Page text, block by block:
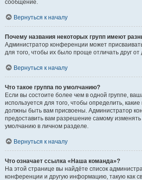
сообщение.
Вернуться к началу
Почему названия некоторых групп имеют
Администратор конференции может
для того, чтобы их было проще отличать друг от
Вернуться к началу
Что такое группа по умолчанию?
Если вы состоите более чем в одной группе,
используется для того, чтобы определить,
должны быть вам присвоены. Администратор
предоставить вам разрешение самому изменять
умолчанию в личном разделе.
Вернуться к началу
Что означает ссылка «Наша команда»?
На этой странице вы найдёте список
конференции и другую информацию, такую как